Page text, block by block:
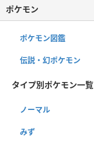
ポケモン
ポケモン図鑑
伝説・幻ポケモン
タイプ別ポケモン一覧
ノーマル
みず